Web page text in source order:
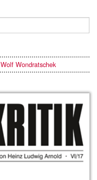
Wolf Wondratschek